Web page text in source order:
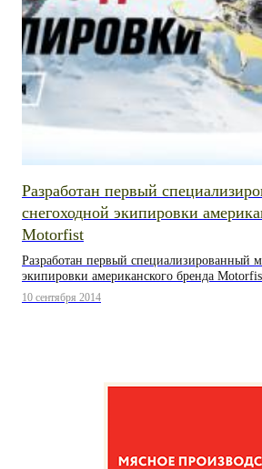
Разработан первый
снегоходной экипировки
Motorfist
Разработан первый специализированный
экипировки американского бренда
10 сентября 2014